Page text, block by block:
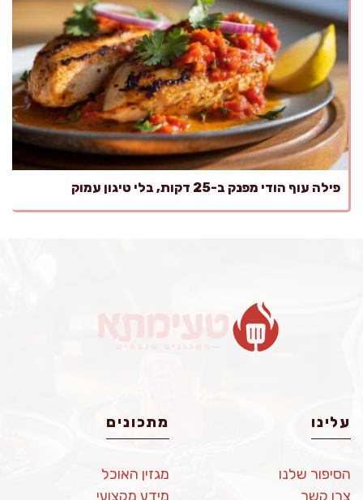
פילה עוף הודי מפנק ב-25 דקות, בלי טיגון עמוק
עלינו
הסיפור שלנו
צרו קשר
מתכונים
מגזין האוכל
מידע מקצועי